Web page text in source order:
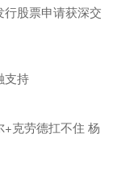
股票申请获深交
支持
克劳德扛不住 杨